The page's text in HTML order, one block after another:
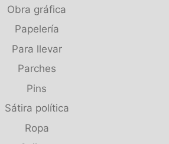
Obra gráfica
Papelería
Para llevar
Parches
Pins
Sátira política
Ropa